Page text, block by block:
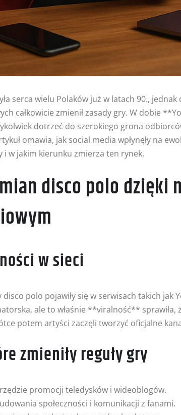
serca wielu Polaków już w latach 90.,
całkowicie zmienił zasady gry. W dobie
dotrzeć do szerokiego grona
omawia, jak social media wpłynęły na
i w jakim kierunku zmierza ten rynek.
disco polo dzięki
w sieci
polo pojawiły się w serwisach takich jak
ale to właśnie **viralność** sprawiła,
potem artyści zaczęli tworzyć oficjalne
zmieniły reguły gry
promocji teledysków i wideoblogów.
społeczności i komunikacji z fanami.